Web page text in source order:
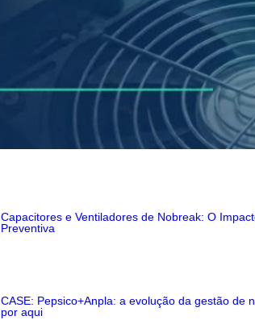
Capacitores e Ventiladores de Nobreak: O
Preventiva
CASE: Pepsico+Anpla: a evolução da gestão de
por aqui